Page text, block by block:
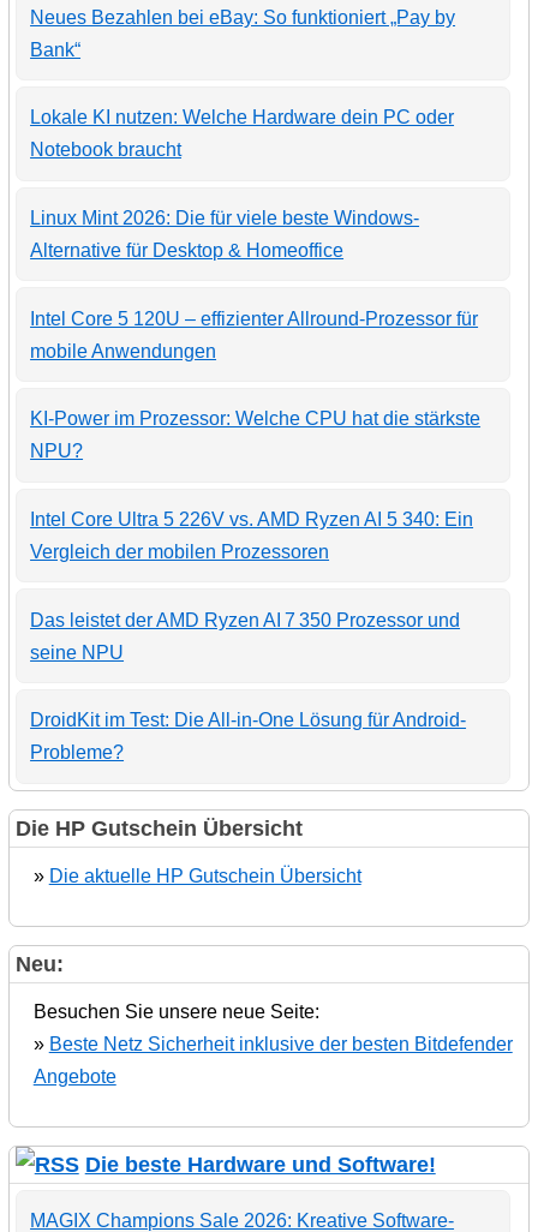
Neues Bezahlen bei eBay: So funktioniert „Pay by
Bank“
Lokale KI nutzen: Welche Hardware dein PC oder
Notebook braucht
Linux Mint 2026: Die für viele beste Windows-
Alternative für Desktop & Homeoffice
Intel Core 5 120U – effizienter Allround-Prozessor für
mobile Anwendungen
KI-Power im Prozessor: Welche CPU hat die stärkste
NPU?
Intel Core Ultra 5 226V vs. AMD Ryzen AI 5 340: Ein
Vergleich der mobilen Prozessoren
Das leistet der AMD Ryzen AI 7 350 Prozessor und
seine NPU
DroidKit im Test: Die All-in-One Lösung für Android-
Probleme?
Die HP Gutschein Übersicht
» Die aktuelle HP Gutschein Übersicht
Neu:
Besuchen Sie unsere neue Seite:
» Beste Netz Sicherheit inklusive der besten Bitdefender
Angebote
Die beste Hardware und Software!
MAGIX Champions Sale 2026: Kreative Software-